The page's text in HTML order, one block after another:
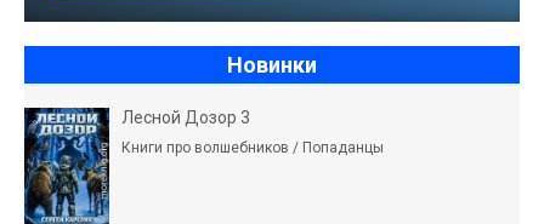
Новинки
Лесной Дозор 3
Книги про волшебников / Попаданцы